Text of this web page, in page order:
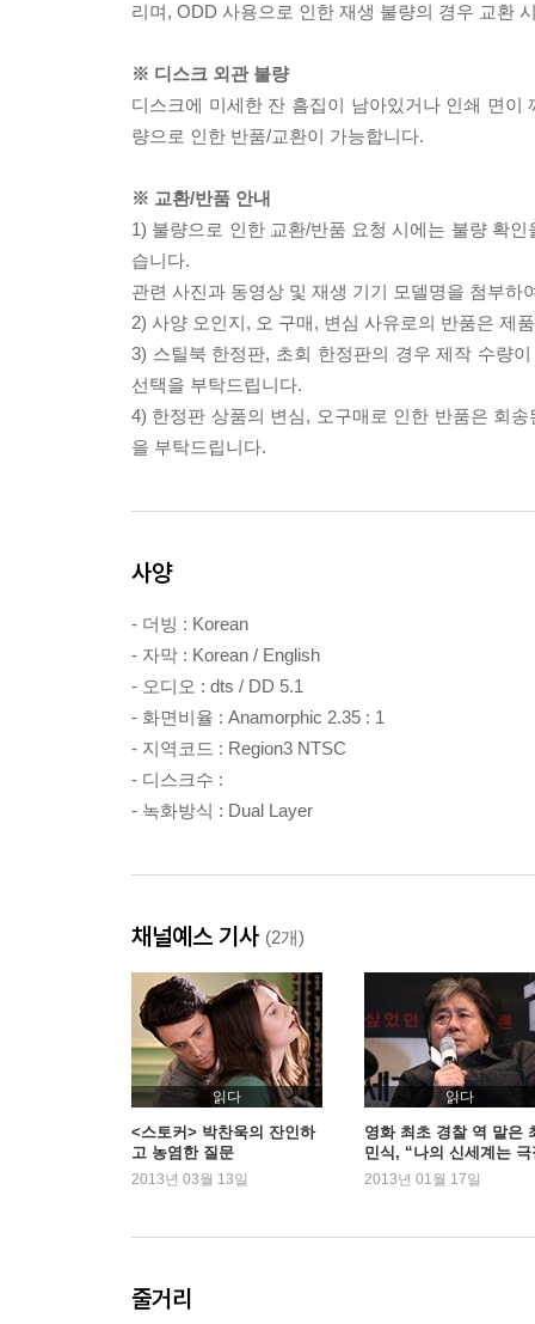
리며, ODD 사용으로 인한 재생 불량의 경우 교환
※ 디스크 외관 불량
디스크에 미세한 잔 흠집이 남아있거나 인쇄 면
량으로 인한 반품/교환이 가능합니다.
※ 교환/반품 안내
1) 불량으로 인한 교환/반품 요청 시에는 불량 확
습니다.
관련 사진과 동영상 및 재생 기기 모델명을 첨부하
2) 사양 오인지, 오 구매, 변심 사유로의 반품은 제
3) 스틸북 한정판, 초회 한정판의 경우 제작 수량
선택을 부탁드립니다.
4) 한정판 상품의 변심, 오구매로 인한 반품은 회
을 부탁드립니다.
사양
- 더빙 : Korean
- 자막 : Korean / English
- 오디오 : dts / DD 5.1
- 화면비율 : Anamorphic 2.35 : 1
- 지역코드 : Region3 NTSC
- 디스크수 :
- 녹화방식 : Dual Layer
채널예스 기사 (2개)
읽다
<스토커> 박찬욱의 잔인하
고 농염한 질문
2013년 03월 13일
읽다
영화 최초 경찰 역 맡은
민식, “나의 신세계는 극
과 술집 아니겠나”
2013년 01월 17일
줄거리